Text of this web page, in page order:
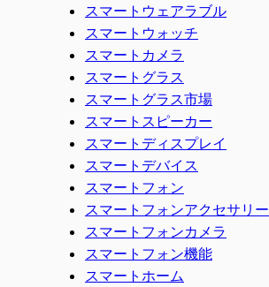
スマートウェアラブル
スマートウォッチ
スマートカメラ
スマートグラス
スマートグラス市場
スマートスピーカー
スマートディスプレイ
スマートデバイス
スマートフォン
スマートフォンアクセサリー
スマートフォンカメラ
スマートフォン機能
スマートホーム